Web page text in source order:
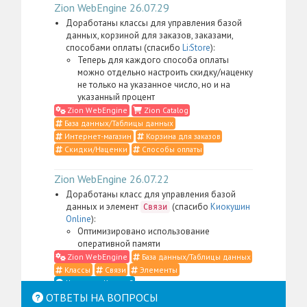
Zion WebEngine 26.07.29
Доработаны классы для управления базой
данных, корзиной для заказов, заказами,
способами оплаты (спасибо Li:Store):
Теперь для каждого способа оплаты
можно отдельно настроить скидку/наценку
не только на указанное число, но и на
указанный процент
Zion WebEngine
Zion Catalog
База данных/Таблицы данных
Интернет-магазин
Корзина для заказов
Скидки/Наценки
Способы оплаты
Zion WebEngine 26.07.22
Доработаны класс для управления базой
данных и элемент Связи (спасибо Киокушин
Online):
Оптимизировано использование
оперативной памяти
Zion WebEngine
База данных/Таблицы данных
Классы
Связи
Элементы
Что такое Классы?
ОТВЕТЫ НА ВОПРОСЫ